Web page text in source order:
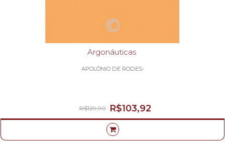
Argonáuticas
APOLÔNIO DE RODES-
R$103,92
R$129,90